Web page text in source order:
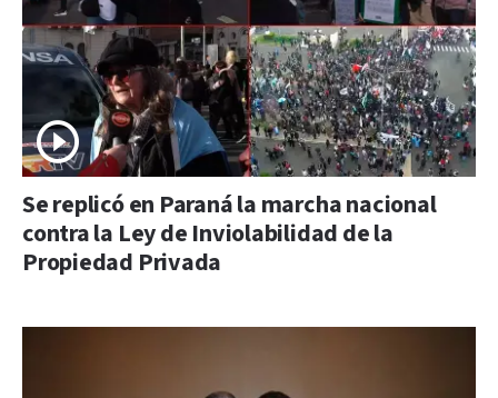
Se replicó en Paraná la marcha nacional
contra la Ley de Inviolabilidad de la
Propiedad Privada